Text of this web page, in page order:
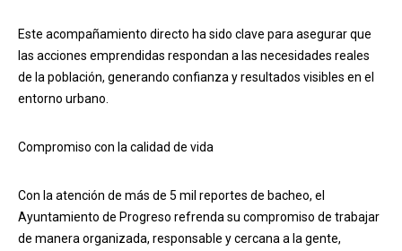
Este acompañamiento directo ha sido clave para asegurar que
las acciones emprendidas respondan a las necesidades reales
de la población, generando confianza y resultados visibles en el
entorno urbano.
Compromiso con la calidad de vida
Con la atención de más de 5 mil reportes de bacheo, el
Ayuntamiento de Progreso refrenda su compromiso de trabajar
de manera organizada, responsable y cercana a la gente,